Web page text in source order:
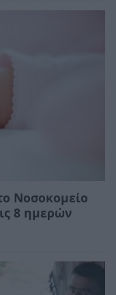
Νοσοκομείο
8 ημερών